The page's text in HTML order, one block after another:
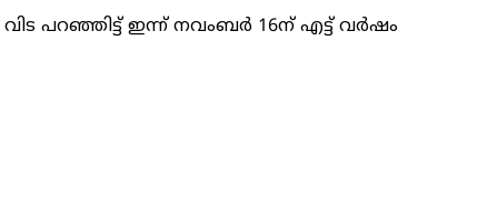
പറഞ്ഞിട്ട് ഇന്ന് നവംബർ 16ന് എട്ട് വർഷം